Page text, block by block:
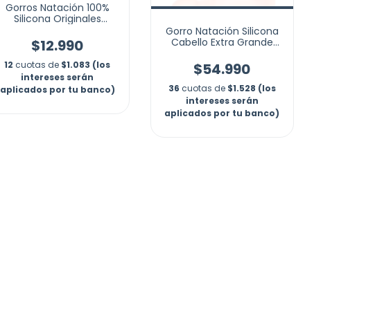
Gorros Natación 100%
Silicona Originales
$12.990
12 cuotas de $1.083 (los
intereses serán
aplicados por tu banco)
Gorro Natación Silicona
Cabello Extra Grande
Shurkby
$54.990
36 cuotas de $1.528 (los
intereses serán
aplicados por tu banco)